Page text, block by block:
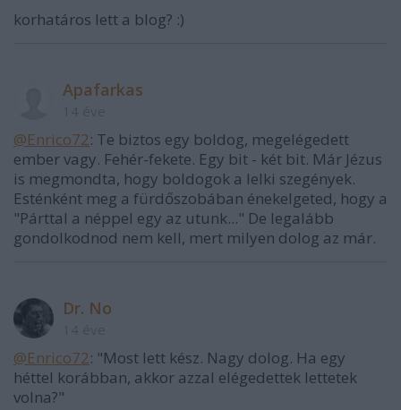
korhatáros lett a blog? :)
Apafarkas
@Enrico72: Te biztos egy boldog, megelégedett
ember vagy. Fehér-fekete. Egy bit - két bit. Már Jézus
is megmondta, hogy boldogok a lelki szegények.
Esténként meg a fürdőszobában énekelgeted, hogy a
"Párttal a néppel egy az utunk..." De legalább
gondolkodnod nem kell, mert milyen dolog az már.
Dr. No
@Enrico72: "Most lett kész. Nagy dolog. Ha egy
héttel korábban, akkor azzal elégedettek lettetek
volna?"